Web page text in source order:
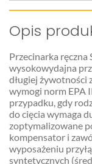
Opis
Przecinarka ręczna
wysokowydajna
długiej żywotności
wymogi norm EPA
przypadku, gdy
do cięcia wymaga
zoptymalizowane
kompensator i
wyposażeniu
syntetycznych